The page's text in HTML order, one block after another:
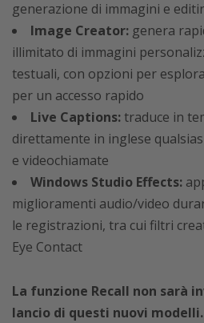
generazione di immagini e
Image Creator: genera
illimitato di immagini
testuali, con opzioni per
per un accesso rapido
Live Captions:traduce in
direttamente in inglese
e videochiamate
Windows Studio Effects:
miglioramenti audio/video
le registrazioni, tra cui filtri
Eye Contact
La funzione Recall non sarà
lancio di questi nuovi modelli.